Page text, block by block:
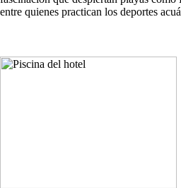
entre quienes practican los deportes